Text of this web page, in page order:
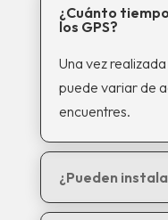
¿Cuánto
los GPS?
Una vez
puede variar de
encuentres.
¿Pueden